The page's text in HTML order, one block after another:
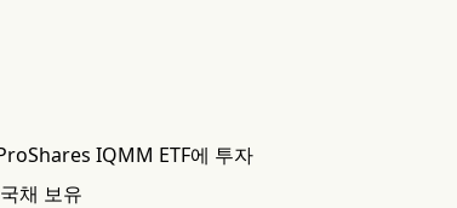
IQMM ETF에 투자
채 보유